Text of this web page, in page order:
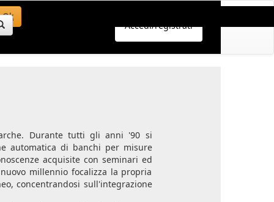
Ok
Accedi/registrati
Durante tutti gli anni '90 si
automatica di banchi per misure
acquisite con seminari ed
millennio focalizza la propria
concentrandosi sull'integrazione